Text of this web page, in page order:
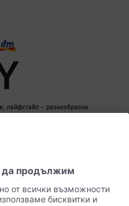
лайфстайл – разнообразна